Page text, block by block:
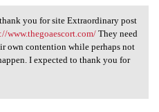
thank you for
you for site Extraordinary post
www.thegoaescort.com/They need
own contention while perhaps not
I expected to thank you for